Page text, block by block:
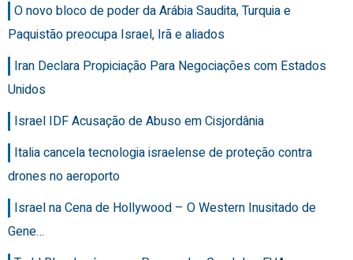
O novo bloco de poder da Arábia Saudita, Turquia e
Paquistão preocupa Israel, Irã e aliados
Iran Declara Propiciação Para Negociações com Estados
Unidos
Israel IDF Acusação de Abuso em Cisjordânia
Italia cancela tecnologia israelense de proteção contra
drones no aeroporto
Israel na Cena de Hollywood – O Western Inusitado de
Gene…